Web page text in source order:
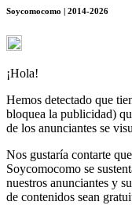
Soycomocomo | 2014-2026
¡Hola!
Hemos detectado que
bloquea la publicidad)
de los anunciantes se
Nos gustaría contarte
Soycomocomo se
nuestros anunciantes y
de contenidos sean